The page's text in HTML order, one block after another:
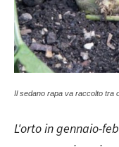
Il sedano rapa va raccolto tra
L'orto in gennaio-